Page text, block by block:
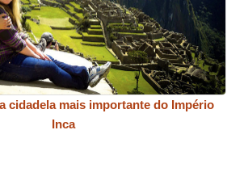
cidadela mais importante do Império
Inca